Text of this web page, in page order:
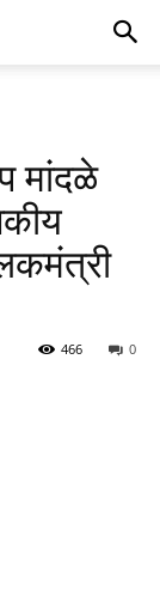
मांदळे
0
466